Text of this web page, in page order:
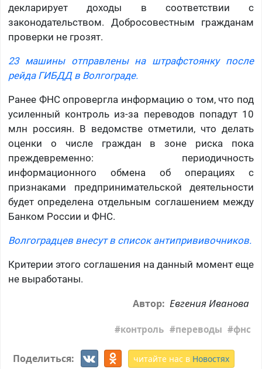
декларирует доходы в соответствии с
законодательством. Добросовестным гражданам
проверки не грозят.
23 машины отправлены на штрафстоянку после
рейда ГИБДД в Волгограде.
Ранее ФНС опровергла информацию о том, что под
усиленный контроль из-за переводов попадут 10
млн россиян. В ведомстве отметили, что делать
оценки о числе граждан в зоне риска пока
преждевременно: периодичность
информационного обмена об операциях с
признаками предпринимательской деятельности
будет определена отдельным соглашением между
Банком России и ФНС.
Волгоградцев внесут в список антипрививочников.
Критерии этого соглашения на данный момент еще
не выработаны.
Автор: Евгения Иванова
контроль переводы фнс
Поделиться: читайте нас в Новостях